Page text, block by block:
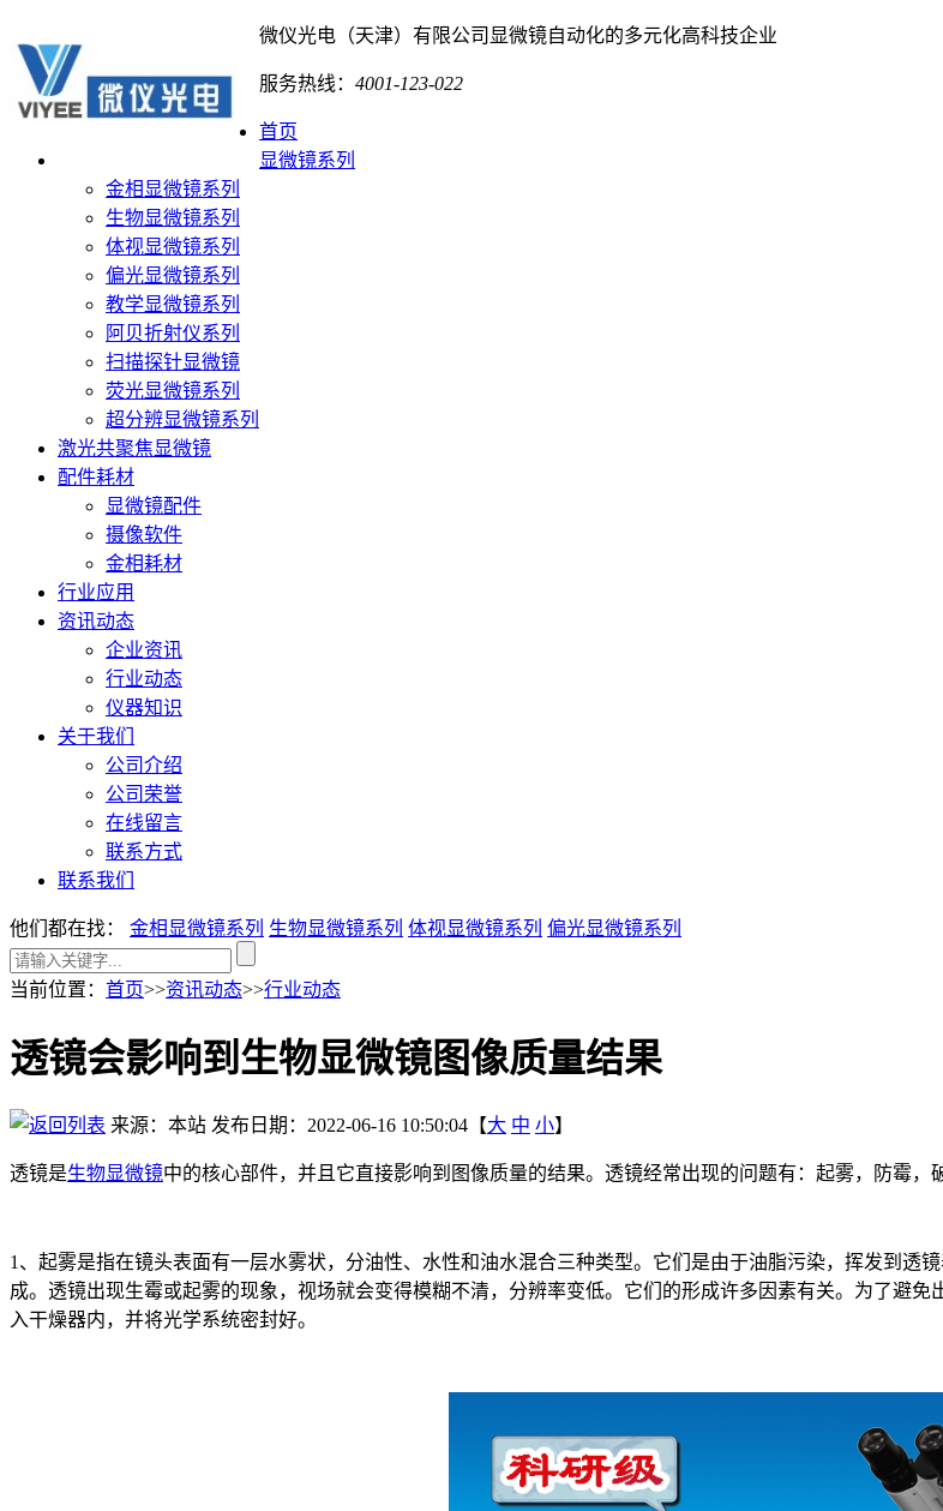
微仪光电（天津）有限公司 显微镜自动化的多元化高科技企业
服务热线： 4001-123-022
首页
显微镜系列
金相显微镜系列
生物显微镜系列
体视显微镜系列
偏光显微镜系列
教学显微镜系列
阿贝折射仪系列
扫描探针显微镜
荧光显微镜系列
超分辨显微镜系列
激光共聚焦显微镜
配件耗材
显微镜配件
摄像软件
金相耗材
行业应用
资讯动态
企业资讯
行业动态
仪器知识
关于我们
公司介绍
公司荣誉
在线留言
联系方式
联系我们
他们都在找： 金相显微镜系列 生物显微镜系列 体视显微镜系列 偏光显微镜系列
当前位置 ： 首页>>资讯动态>>行业动态
透镜会影响到生物显微镜图像质量结果
来源：本站 发布日期：2022-06-16 10:50:04【大 中 小】
透镜是生物显微镜中的核心部件，并且它直接影响到图像质量的结果。透镜经常出现的问题有：起雾，防霉，
1、起雾是指在镜头表面有一层水雾状，分油性、水性和油水混合三种类型。它们是由于油脂污染，挥发到透
成。透镜出现生霉或起雾的现象，视场就会变得模糊不清，分辨率变低。它们的形成许多因素有关。为了避免
入干燥器内，并将光学系统密封好。